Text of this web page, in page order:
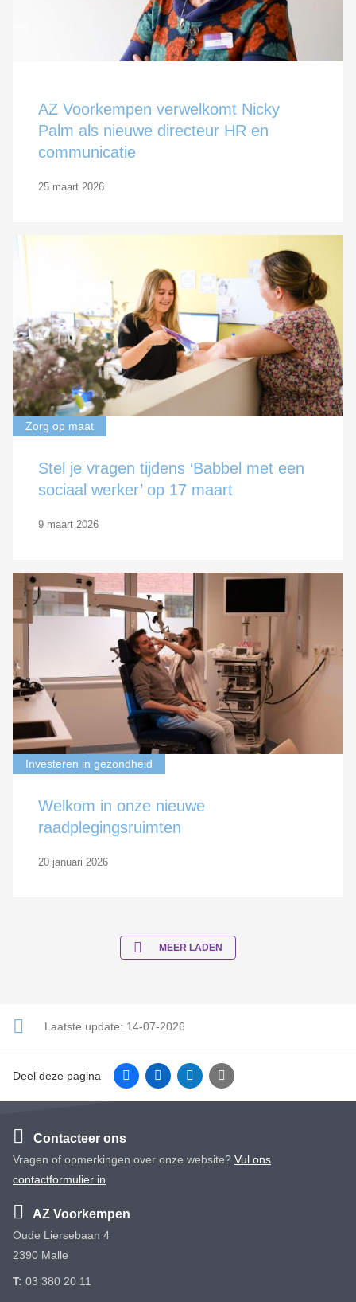
AZ Voorkempen verwelkomt Nicky
Palm als nieuwe directeur HR en
communicatie
25 maart 2026
Zorg op maat
Stel je vragen tijdens ‘Babbel met een
sociaal werker’ op 17 maart
9 maart 2026
Investeren in gezondheid
Welkom in onze nieuwe
raadplegingsruimten
20 januari 2026
MEER LADEN
Laatste update: 14-07-2026
Deel deze pagina FacebookLinkedinTwitter E-mail
Contacteer ons
Vragen of opmerkingen over onze website? Vul ons
contactformulier in
AZ Voorkempen
Oude Liersebaan 4
2390 Malle
T: 03 380 20 11